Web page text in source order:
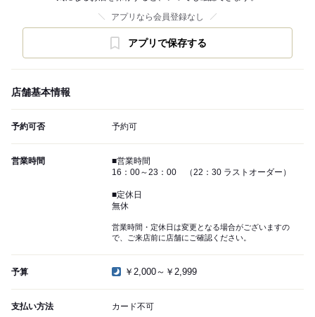
アプリなら会員登録なし
アプリで保存する
店舗基本情報
予約可否 予約可
営業時間
■営業時間
16：00～23：00 （22：30 ラストオーダー）
■定休日
無休
営業時間・定休日は変更となる場合がございますの
で、ご来店前に店舗にご確認ください。
予算 ￥2,000～￥2,999
支払い方法 カード不可